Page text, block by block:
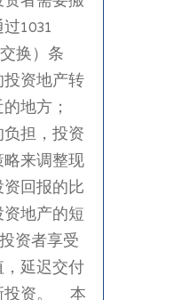
1031
换）条
资地产转
地方；
担，投资
来调整现
回报的比
地产的短
资者享受
延迟交付